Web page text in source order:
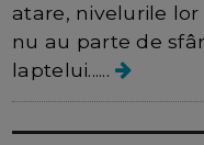
atare, nivelurile
nu au parte de
laptelui......